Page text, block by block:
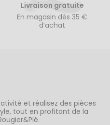
Livraison gratuite
En magasin dès 35 €
d’achat
et réalisez des pièces
tout en profitant de la